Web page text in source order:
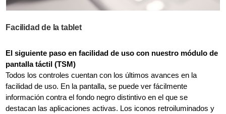
Facilidad de la tablet
El siguiente paso en facilidad de uso con nuestro módulo de
pantalla táctil (TSM)
Todos los controles cuentan con los últimos avances en la
facilidad de uso. En la pantalla, se puede ver fácilmente
información contra el fondo negro distintivo en el que se
destacan las aplicaciones activas. Los iconos retroiluminados y